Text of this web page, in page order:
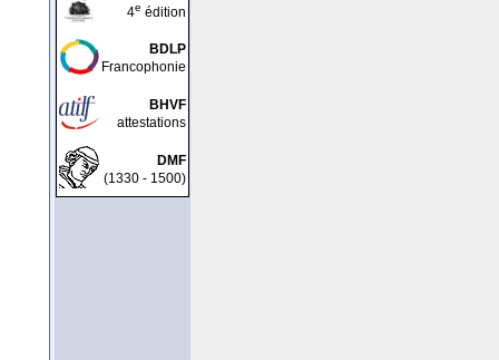
4e édition
BDLP
Francophonie
BHVF
attestations
DMF
(1330 - 1500)